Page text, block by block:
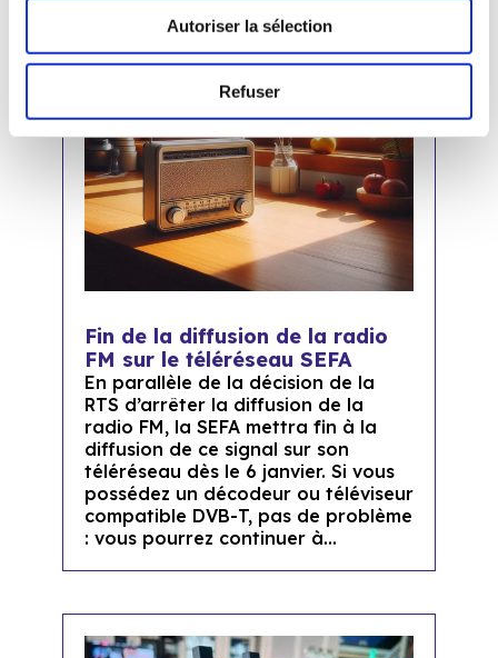
Autoriser la sélection
Refuser
Fin de la diffusion de la radio
FM sur le téléréseau SEFA
En parallèle de la décision de la
RTS d’arrêter la diffusion de la
radio FM, la SEFA mettra fin à la
diffusion de ce signal sur son
téléréseau dès le 6 janvier. Si vous
possédez un décodeur ou téléviseur
compatible DVB-T, pas de problème
: vous pourrez continuer à...